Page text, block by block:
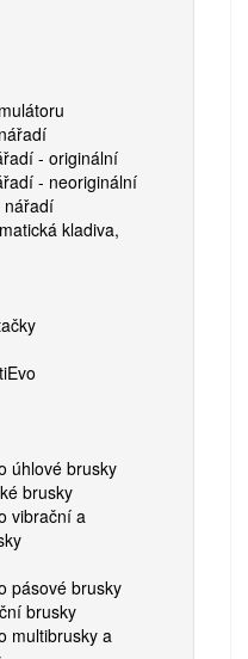
- originální
- neoriginální
nářadí
kladiva,
úhlové brusky
brusky
vibrační a
pásové brusky
brusky
multibrusky a